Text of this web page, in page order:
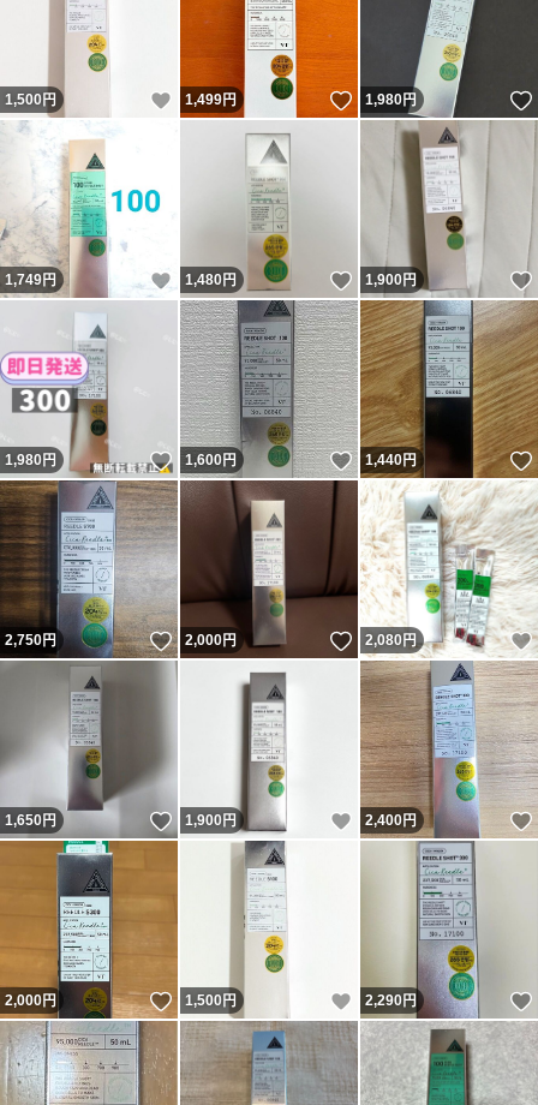
1,500 円 いいね！
1,499円 いいね！
1,980円
1,749円 いいね！
1,480円 いいね！
1,900円
1,980円 いいね！
1,600円 いいね！
1,440円
2,750円 いいね！
2,000円 いいね！
2,080円
1,650円 いいね！
1,900 円 いいね！
2,400円
2,000円 いいね！
1,500 円 いいね！
2,290円